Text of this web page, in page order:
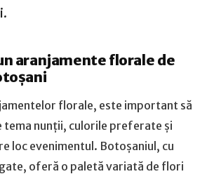
aranjamente florale de
florale, este important să
tema nunții, culorile preferate și
loc evenimentul. Botoșaniul, cu
oferă o paletă variată de flori